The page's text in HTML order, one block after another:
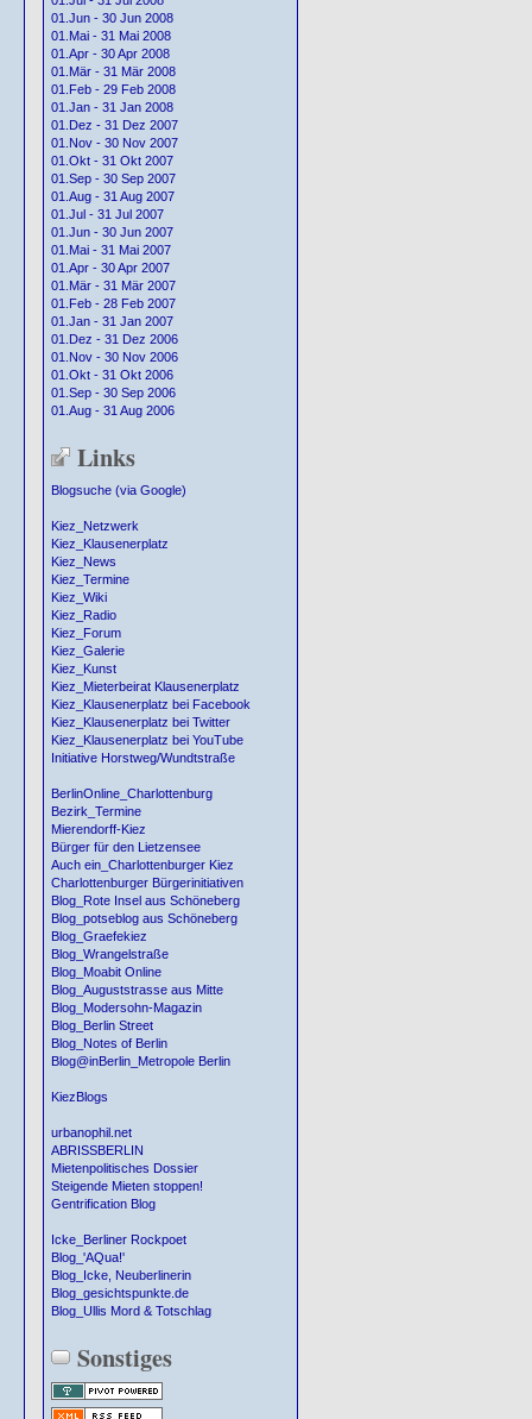
01.Jun - 30 Jun 2008
01.Mai - 31 Mai 2008
01.Apr - 30 Apr 2008
01.Mär - 31 Mär 2008
01.Feb - 29 Feb 2008
01.Jan - 31 Jan 2008
01.Dez - 31 Dez 2007
01.Nov - 30 Nov 2007
01.Okt - 31 Okt 2007
01.Sep - 30 Sep 2007
01.Aug - 31 Aug 2007
01.Jul - 31 Jul 2007
01.Jun - 30 Jun 2007
01.Mai - 31 Mai 2007
01.Apr - 30 Apr 2007
01.Mär - 31 Mär 2007
01.Feb - 28 Feb 2007
01.Jan - 31 Jan 2007
01.Dez - 31 Dez 2006
01.Nov - 30 Nov 2006
01.Okt - 31 Okt 2006
01.Sep - 30 Sep 2006
01.Aug - 31 Aug 2006
Links
Blogsuche (via Google)
Kiez_Netzwerk
Kiez_Klausenerplatz
Kiez_News
Kiez_Termine
Kiez_Wiki
Kiez_Radio
Kiez_Forum
Kiez_Galerie
Kiez_Kunst
Kiez_Mieterbeirat Klausenerplatz
Kiez_Klausenerplatz bei Facebook
Kiez_Klausenerplatz bei Twitter
Kiez_Klausenerplatz bei YouTube
Initiative Horstweg/Wundtstraße
BerlinOnline_Charlottenburg
Bezirk_Termine
Mierendorff-Kiez
Bürger für den Lietzensee
Auch ein_Charlottenburger Kiez
Charlottenburger Bürgerinitiativen
Blog_Rote Insel aus Schöneberg
Blog_potseblog aus Schöneberg
Blog_Graefekiez
Blog_Wrangelstraße
Blog_Moabit Online
Blog_Auguststrasse aus Mitte
Blog_Modersohn-Magazin
Blog_Berlin Street
Blog_Notes of Berlin
Blog@inBerlin_Metropole Berlin
KiezBlogs
urbanophil.net
ABRISSBERLIN
Mietenpolitisches Dossier
Steigende Mieten stoppen!
Gentrification Blog
Icke_Berliner Rockpoet
Blog_'AQua!'
Blog_Icke, Neuberlinerin
Blog_gesichtspunkte.de
Blog_Ullis Mord & Totschlag
Sonstiges